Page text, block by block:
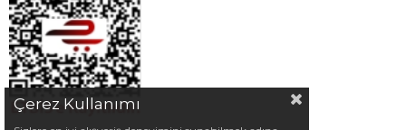
Çerez Kullanımı